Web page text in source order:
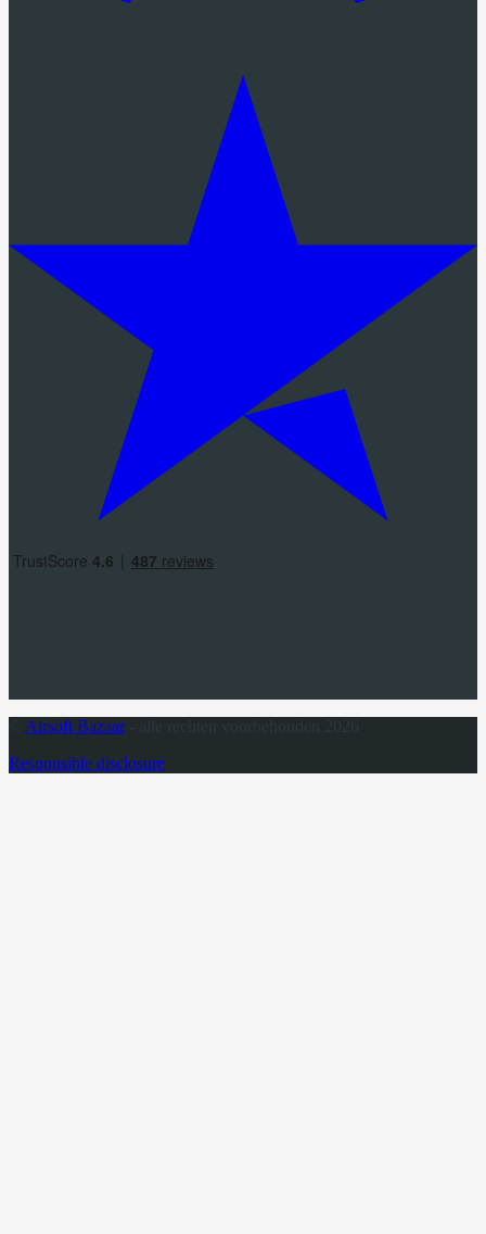
Airsoft Bazaar- alle rechten voorbehouden 2026
Responsible disclosure